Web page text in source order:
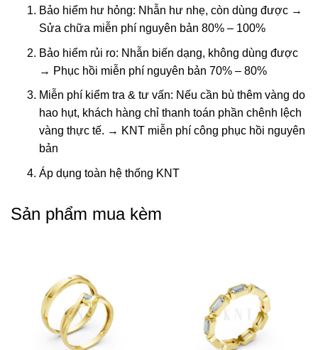
Bảo hiểm hư hỏng: Nhẫn hư nhẹ, còn dùng được →
Sửa chữa miễn phí nguyên bản 80% – 100%
Bảo hiểm rủi ro: Nhẫn biến dạng, không dùng được
→ Phục hồi miễn phí nguyên bản 70% – 80%
Miễn phí kiểm tra & tư vấn: Nếu cần bù thêm vàng do
hao hụt, khách hàng chỉ thanh toán phần chênh lệch
vàng thực tế. → KNT miễn phí công phục hồi nguyên
bản
Áp dụng toàn hệ thống KNT
Sản phẩm mua kèm